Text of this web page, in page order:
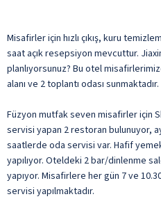
Misafirler için hızlı çıkış, kuru
saat açık resepsiyon mevcuttur.
planlıyorsunuz? Bu otel
alanı ve 2 toplantı odası
Füzyon mutfak seven misafirler için
servisi yapan 2 restoran bulunuyor,
saatlerde oda servisi var. Hafif
yapılıyor. Oteldeki 2 bar/dinlenme
yapıyor. Misafirlere her gün 7 ve
servisi yapılmaktadır.